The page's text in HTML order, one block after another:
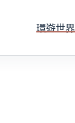
環遊世界